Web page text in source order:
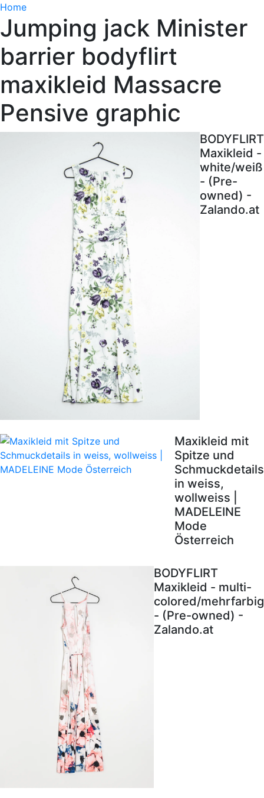
Home
Jumping jack Minister
barrier bodyflirt
maxikleid Massacre
Pensive graphic
BODYFLIRT
Maxikleid -
white/weiß
- (Pre-
owned) -
Zalando.at
Maxikleid mit
Spitze und
Schmuckdetails
in weiss,
wollweiss |
MADELEINE
Mode
Österreich
BODYFLIRT
Maxikleid - multi-
colored/mehrfarbig
- (Pre-owned) -
Zalando.at